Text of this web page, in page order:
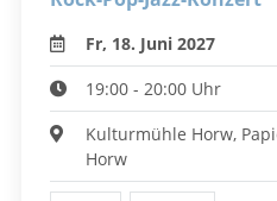
Fr, 18. Juni 2027
19:00 - 20:00 Uhr
Kulturmühle Horw,
Horw